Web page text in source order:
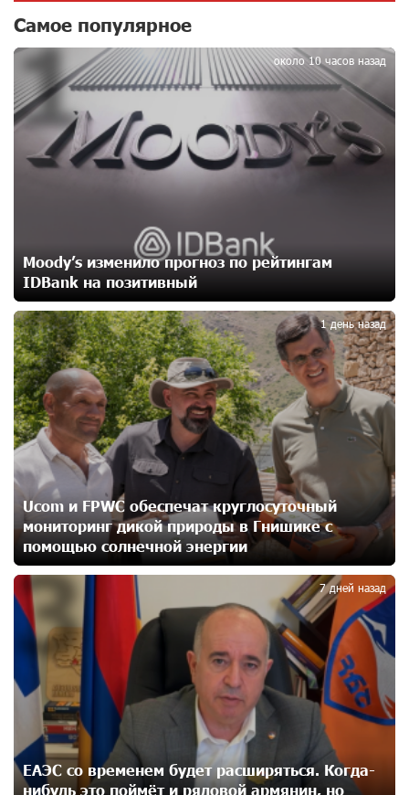
Против кого вооружается Азербайджан? Аршак
Карапетян
15 дней назад
При поддержке Ucom в спортивной школе Вайка
установлена солнечная электростанция мощностью
Новые финансовые навыки на «Давидбекских
играх»: Idram&IDBank
Кругом война. А вас вводят в заблуждение. Аршак
Карапетян
17 дней назад
Центр продаж и обслуживания Ucom в Егварде
возобновил работу по новому адресу — ул.
Ереванян, 3/47
17 дней назад
До 25% idcoin-ов при покупке авиабилетов Flyone:
Idram&IDBank
20 дней назад
Ucom и Microsoft Innovation Center помогают
школьникам развивать навыки кибербезопасности
21 дней назад
При поддержке Ucom в Шенаване установлена
солнечная станция мощностью 10 кВт
22 дней назад
Самое популярное
Moody’s изменило прогноз по рейтингам
IDBank на позитивный
около 10 часов назад
1
Ucom и FPWC обеспечат круглосуточный
мониторинг дикой природы в Гнишике с
помощью солнечной энергии
1 день назад
2
ЕАЭС со временем будет расширяться. Когда-
нибудь это поймёт и рядовой армянин, но
7 дней назад
3